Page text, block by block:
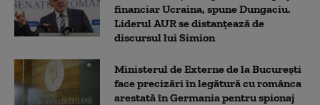
financiar Ucraina, spune Dungaciu.
Liderul AUR se distanțează de
discursul lui Simion
Ministerul de Externe de la București
face precizări în legătură cu românca
arestată în Germania pentru spionaj